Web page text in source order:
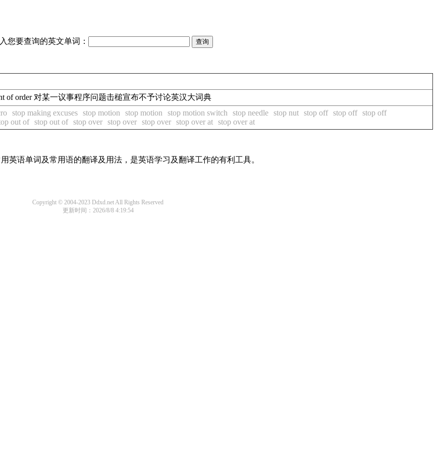
您要查询的英文单词：
of order 对某一议事程序问题击槌宣布不予讨论英汉大词典
stop making excuses stop motion stop motion stop motion switch stop needle stop nut stop off stop off stop off
out of stop out of stop over stop over stop over stop over at stop over at
英语单词及常用语的翻译及用法，是英语学习及翻译工作的有利工具。
Copyright © 2004-2023 Ddxd.net All Rights Reserved
更新时间：2026/8/8 4:19:54